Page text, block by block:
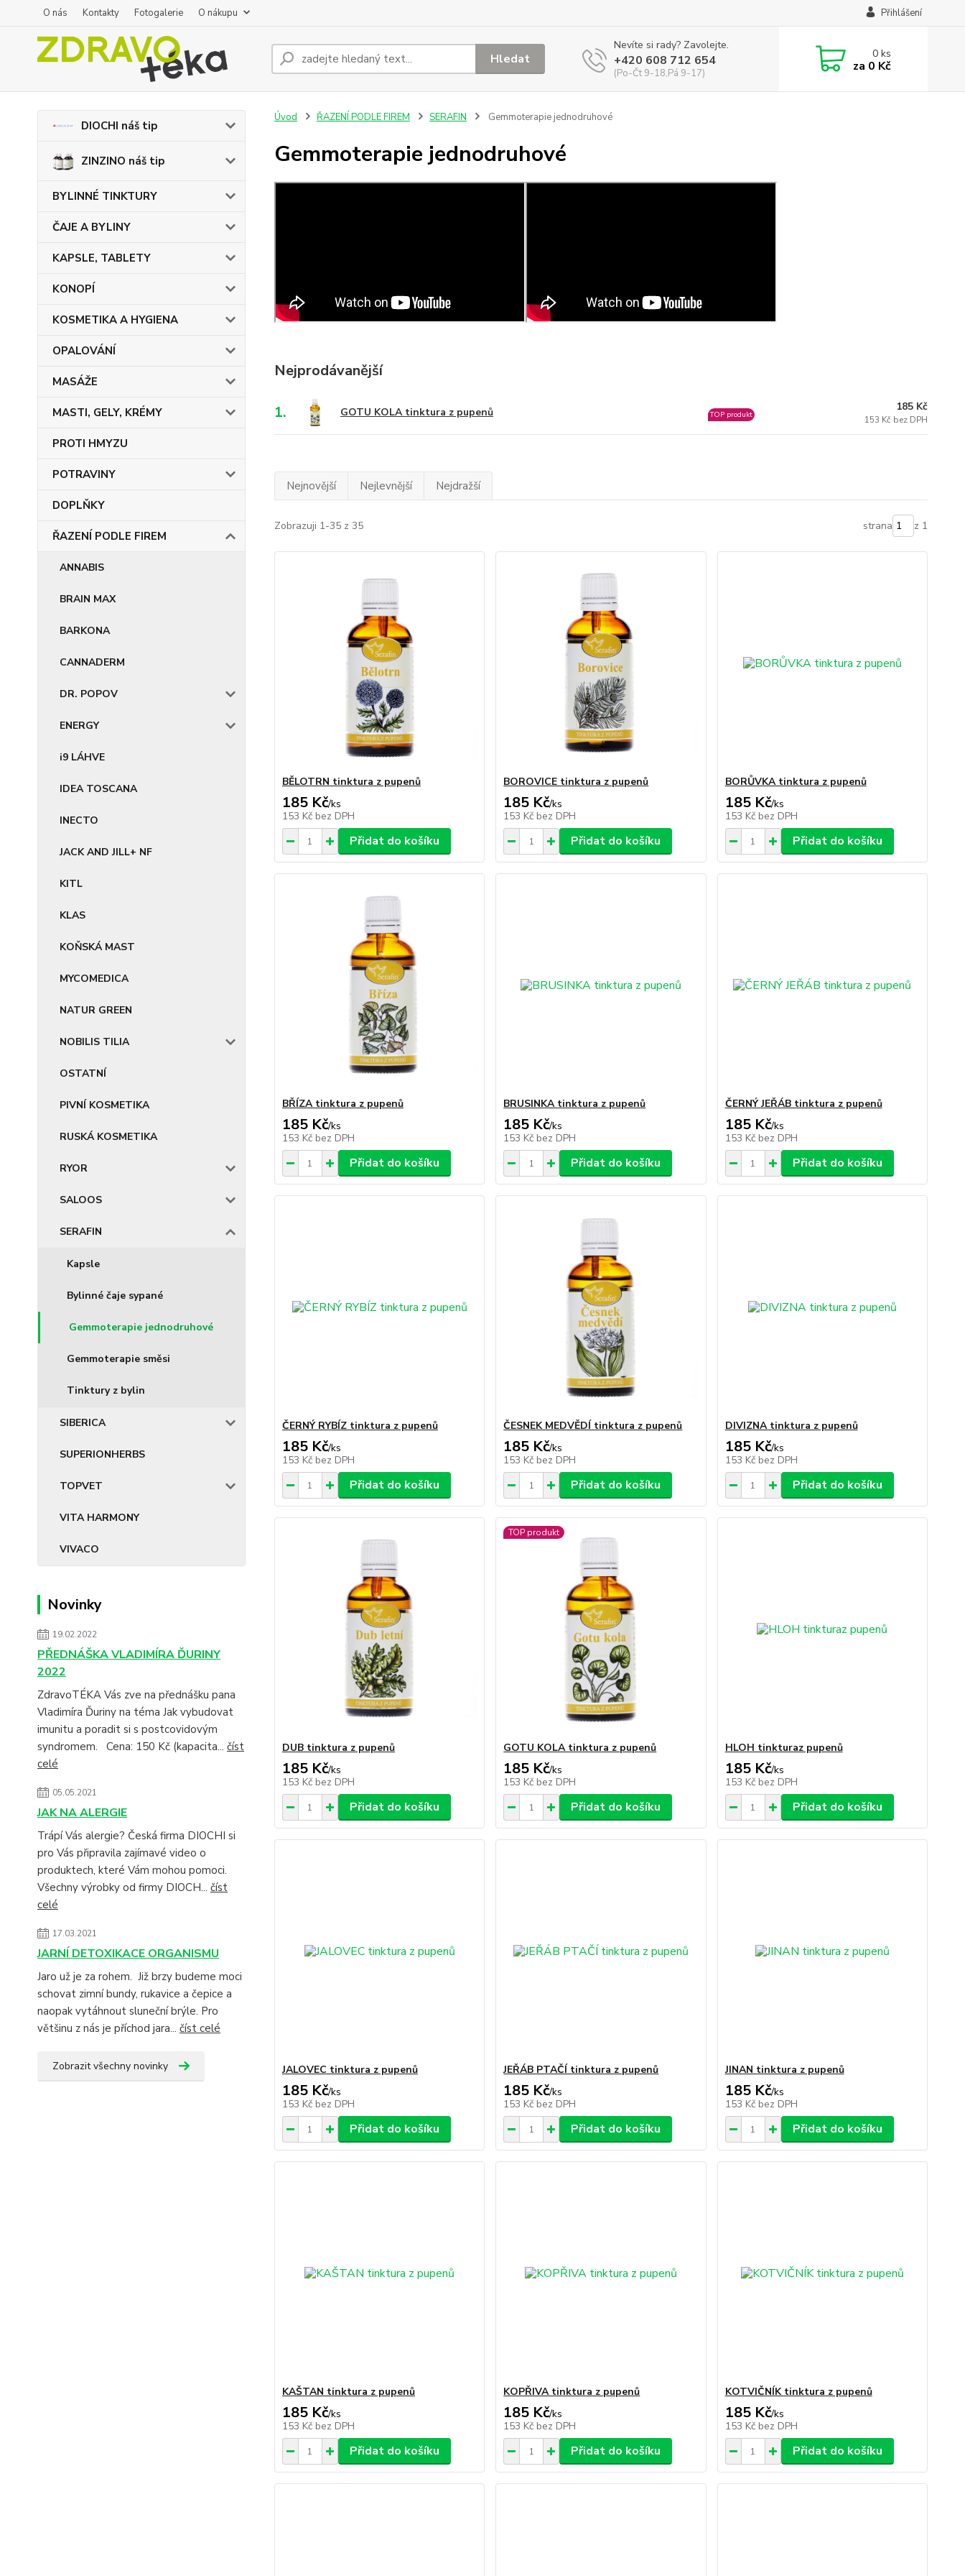
O nás Kontakty Fotogalerie O nákupu Přihlášení
Hledat
Nevíte si rady? Zavolejte.
+420 608 712 654
(Po-Čt 9-18,Pá 9-17)
0ks
za 0 Kč
DIOCHI náš tip
ZINZINO náš tip
BYLINNÉ TINKTURY
ČAJE A BYLINY
KAPSLE, TABLETY
KONOPÍ
KOSMETIKA A HYGIENA
OPALOVÁNÍ
MASÁŽE
MASTI, GELY, KRÉMY
PROTI HMYZU
POTRAVINY
DOPLŇKY
ŘAZENÍ PODLE FIREM
ANNABIS
BRAIN MAX
BARKONA
CANNADERM
DR. POPOV
ENERGY
i9 LÁHVE
IDEA TOSCANA
INECTO
JACK AND JILL+ NF
KITL
KLAS
KOŇSKÁ MAST
MYCOMEDICA
NATUR GREEN
NOBILIS TILIA
OSTATNÍ
PIVNÍ KOSMETIKA
RUSKÁ KOSMETIKA
RYOR
SALOOS
SERAFIN
Kapsle
Bylinné čaje sypané
Gemmoterapie jednodruhové
Gemmoterapie směsi
Tinktury z bylin
SIBERICA
SUPERIONHERBS
TOPVET
VITA HARMONY
VIVACO
Novinky
19.02.2022
PŘEDNÁŠKA VLADIMÍRA ĎURINY
2022
ZdravoTÉKA Vás zve na přednášku pana
Vladimíra Ďuriny na téma Jak vybudovat
imunitu a poradit si s postcovidovým
syndromem. Cena: 150 Kč (kapacita... číst
celé
05.05.2021
JAK NA ALERGIE
Trápí Vás alergie? Česká firma DIOCHI si
pro Vás připravila zajímavé video o
produktech, které Vám mohou pomoci.
Všechny výrobky od firmy DIOCH... číst
celé
17.03.2021
JARNÍ DETOXIKACE ORGANISMU
Jaro už je za rohem. Již brzy budeme moci
schovat zimní bundy, rukavice a čepice a
naopak vytáhnout sluneční brýle. Pro
většinu z nás je příchod jara... číst celé
Zobrazit všechny novinky
Úvod ŘAZENÍ PODLE FIREM SERAFIN Gemmoterapie jednodruhové
Gemmoterapie jednodruhové
Nejprodávanější
1. GOTU KOLA tinktura z pupenů TOP produkt
185 Kč
153 Kč bez DPH
Nejnovější Nejlevnější Nejdražší
Zobrazuji 1-35 z 35 strana z 1
BĚLOTRN tinktura z pupenů
185 Kč/ks
153 Kč bez DPH
Přidat do košíku
BOROVICE tinktura z pupenů
185 Kč/ks
153 Kč bez DPH
Přidat do košíku
BORŮVKA tinktura z pupenů
185 Kč/ks
153 Kč bez DPH
Přidat do košíku
BŘÍZA tinktura z pupenů
185 Kč/ks
153 Kč bez DPH
Přidat do košíku
BRUSINKA tinktura z pupenů
185 Kč/ks
153 Kč bez DPH
Přidat do košíku
ČERNÝ JEŘÁB tinktura z pupenů
185 Kč/ks
153 Kč bez DPH
Přidat do košíku
ČERNÝ RYBÍZ tinktura z pupenů
185 Kč/ks
153 Kč bez DPH
Přidat do košíku
ČESNEK MEDVĚDÍ tinktura z pupenů
185 Kč/ks
153 Kč bez DPH
Přidat do košíku
DIVIZNA tinktura z pupenů
185 Kč/ks
153 Kč bez DPH
Přidat do košíku
DUB tinktura z pupenů
185 Kč/ks
153 Kč bez DPH
Přidat do košíku
TOP produkt
GOTU KOLA tinktura z pupenů
185 Kč/ks
153 Kč bez DPH
Přidat do košíku
HLOH tinkturaz pupenů
185 Kč/ks
153 Kč bez DPH
Přidat do košíku
JALOVEC tinktura z pupenů
185 Kč/ks
153 Kč bez DPH
Přidat do košíku
JEŘÁB PTAČÍ tinktura z pupenů
185 Kč/ks
153 Kč bez DPH
Přidat do košíku
JINAN tinktura z pupenů
185 Kč/ks
153 Kč bez DPH
Přidat do košíku
KAŠTAN tinktura z pupenů
185 Kč/ks
153 Kč bez DPH
Přidat do košíku
KOPŘIVA tinktura z pupenů
185 Kč/ks
153 Kč bez DPH
Přidat do košíku
KOTVIČNÍK tinktura z pupenů
185 Kč/ks
153 Kč bez DPH
Přidat do košíku